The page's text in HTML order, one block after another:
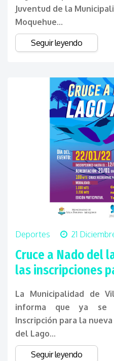
Juventud de la
Moquehue...
Seguir leyendo
Deportes 21
Cruce a Nado del
las inscripciones
La Municipalidad de
informa que ya se
Inscripción para la
del Lago...
Seguir leyendo